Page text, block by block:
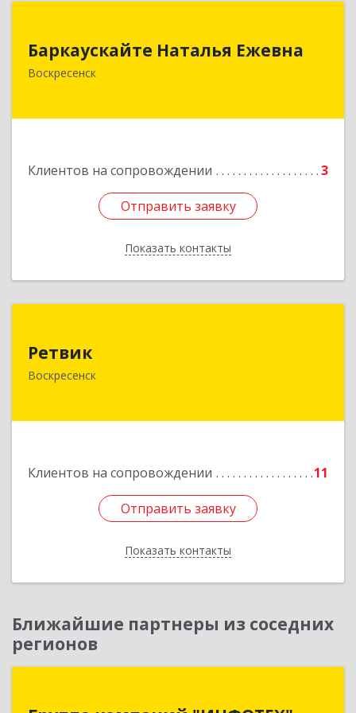
Баркаускайте Наталья Ежевна
Воскресенск
Клиентов на сопровождении 3
Отправить заявку
Показать контакты
140222, Московская обл, Воскресенский р-н,
Воскресенск г, Карпово с., Центральная ул., дом
Отправить заявку
Назад
Ретвик
Воскресенск
Клиентов на сопровождении 11
Отправить заявку
Показать контакты
Подробнее
Отправить заявку
Назад
Ближайшие партнеры из соседних
регионов